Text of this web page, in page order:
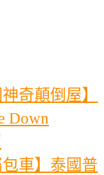
奇顛倒屋】
Down
車】泰國普